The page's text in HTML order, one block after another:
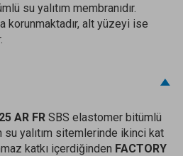
su yalıtım membranıdır.
korunmaktadır, alt yüzeyi ise
AR FR SBS elastomer bitümlü
su yalıtım sitemlerinde ikinci kat
katkı içerdiğinden FACTORY